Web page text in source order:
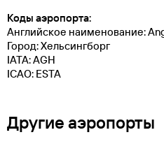
Коды аэропорта:
Английское наименование:
Город: Хельсингборг
IATA: AGH
ICAO: ESTA
Другие аэропорты